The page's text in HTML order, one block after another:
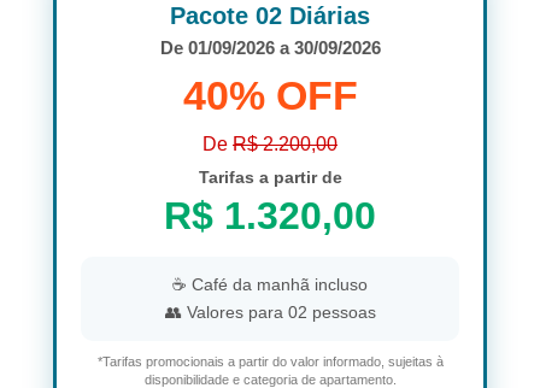
Pacote 02 Diárias
De 01/09/2026 a 30/09/2026
40% OFF
De R$ 2.200,00
Tarifas a partir de
R$ 1.320,00
☕ Café da manhã incluso
👥 Valores para 02 pessoas
*Tarifas promocionais a partir do valor informado, sujeitas à
disponibilidade e categoria de apartamento.